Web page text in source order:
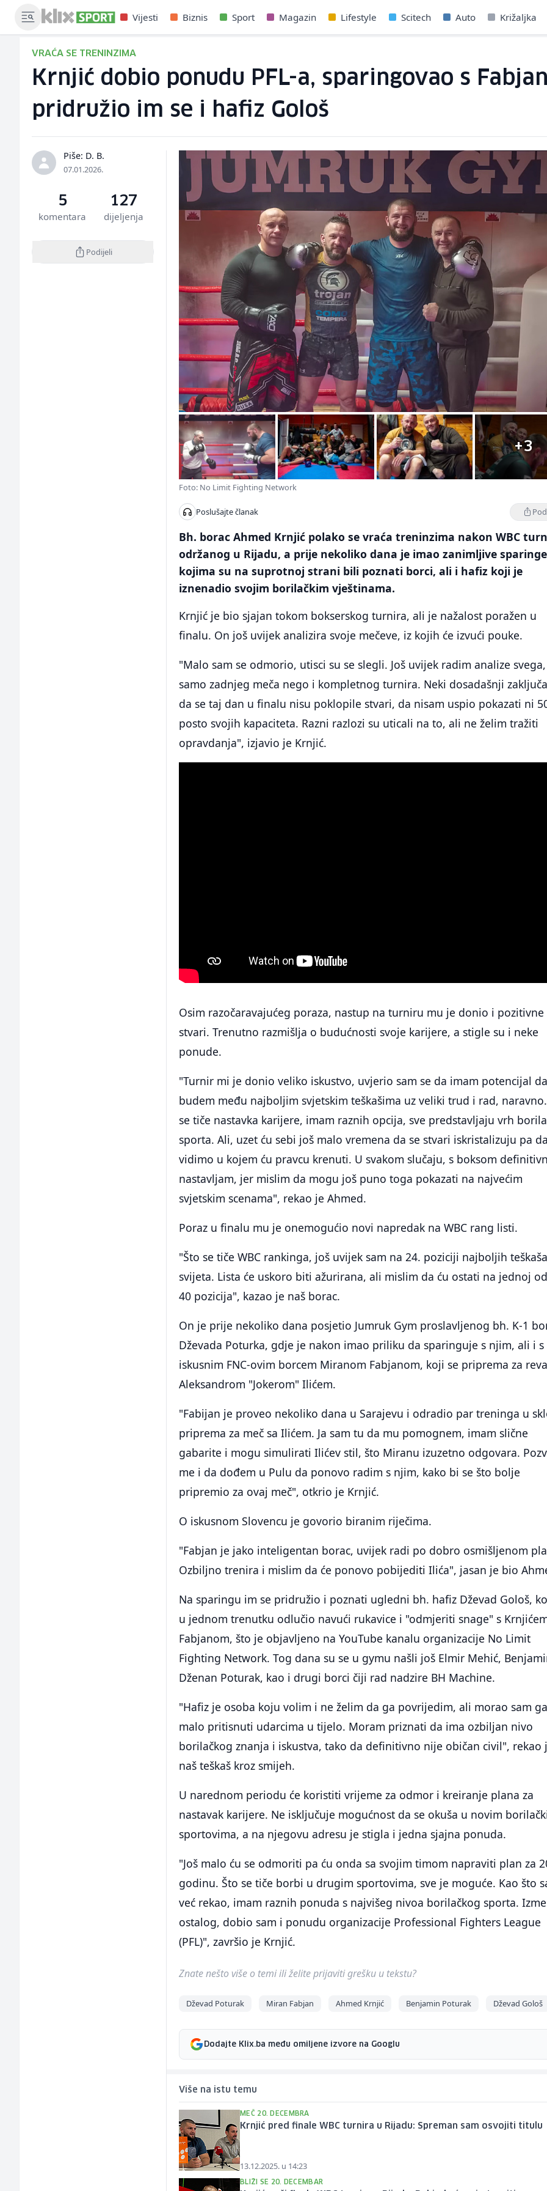
Vijesti Biznis Sport Magazin Lifestyle Scitech Auto Križaljka
VRAĆA SE TRENINZIMA
Krnjić dobio ponudu PFL-a, sparingovao s
pridružio im se i hafiz Gološ
Piše: D. B.
07.01.2026.
5
komentara
127
dijeljenja
Podijeli
+3
Foto: No Limit Fighting Network
Poslušajte članak
Bh. borac Ahmed Krnjić polako se vraća treninzima nakon WBC
održanog u Rijadu, a prije nekoliko dana je imao zanimljive
kojima su na suprotnoj strani bili poznati borci, ali i hafiz koji je
iznenadio svojim borilačkim vještinama.
Krnjić je bio sjajan tokom bokserskog turnira, ali je nažalost poražen u
finalu. On još uvijek analizira svoje mečeve, iz kojih će izvući pouke.
"Malo sam se odmorio, utisci su se slegli. Još uvijek radim analize
samo zadnjeg meča nego i kompletnog turnira. Neki dosadašnji
da se taj dan u finalu nisu poklopile stvari, da nisam uspio pokazati ni
posto svojih kapaciteta. Razni razlozi su uticali na to, ali ne želim tražiti
opravdanja", izjavio je Krnjić.
Osim razočaravajućeg poraza, nastup na turniru mu je donio i pozitivne
stvari. Trenutno razmišlja o budućnosti svoje karijere, a stigle su i neke
ponude.
"Turnir mi je donio veliko iskustvo, uvjerio sam se da imam potencijal
budem među najboljim svjetskim teškašima uz veliki trud i rad,
se tiče nastavka karijere, imam raznih opcija, sve predstavljaju vrh
sporta. Ali, uzet ću sebi još malo vremena da se stvari iskristalizuju pa
vidimo u kojem ću pravcu krenuti. U svakom slučaju, s boksom
nastavljam, jer mislim da mogu još puno toga pokazati na najvećim
svjetskim scenama", rekao je Ahmed.
Poraz u finalu mu je onemogućio novi napredak na WBC rang listi.
"Što se tiče WBC rankinga, još uvijek sam na 24. poziciji najboljih
svijeta. Lista će uskoro biti ažurirana, ali mislim da ću ostati na jednoj
40 pozicija", kazao je naš borac.
On je prije nekoliko dana posjetio Jumruk Gym proslavljenog bh. K-1
Dževada Poturka, gdje je nakon imao priliku da sparinguje s njim, ali i s
iskusnim FNC-ovim borcem Miranom Fabjanom, koji se priprema za
Aleksandrom "Jokerom" Ilićem.
"Fabijan je proveo nekoliko dana u Sarajevu i odradio par treninga u
priprema za meč sa Ilićem. Ja sam tu da mu pomognem, imam slične
gabarite i mogu simulirati Ilićev stil, što Miranu izuzetno odgovara.
me i da dođem u Pulu da ponovo radim s njim, kako bi se što bolje
pripremio za ovaj meč", otkrio je Krnjić.
O iskusnom Slovencu je govorio biranim riječima.
"Fabjan je jako inteligentan borac, uvijek radi po dobro osmišljenom
Ozbiljno trenira i mislim da će ponovo pobijediti Ilića", jasan je bio
Na sparingu im se pridružio i poznati ugledni bh. hafiz Dževad Gološ,
u jednom trenutku odlučio navući rukavice i "odmjeriti snage" s
Fabjanom, što je objavljeno na YouTube kanalu organizacije No Limit
Fighting Network. Tog dana su se u gymu našli još Elmir Mehić,
Dženan Poturak, kao i drugi borci čiji rad nadzire BH Machine.
"Hafiz je osoba koju volim i ne želim da ga povrijedim, ali morao sam
malo pritisnuti udarcima u tijelo. Moram priznati da ima ozbiljan nivo
borilačkog znanja i iskustva, tako da definitivno nije običan civil", rekao
naš teškaš kroz smijeh.
U narednom periodu će koristiti vrijeme za odmor i kreiranje plana za
nastavak karijere. Ne isključuje mogućnost da se okuša u novim
sportovima, a na njegovu adresu je stigla i jedna sjajna ponuda.
"Još malo ću se odmoriti pa ću onda sa svojim timom napraviti plan za
godinu. Što se tiče borbi u drugim sportovima, sve je moguće. Kao što
već rekao, imam raznih ponuda s najvišeg nivoa borilačkog sporta.
ostalog, dobio sam i ponudu organizacije Professional Fighters League
(PFL)", završio je Krnjić.
Znate nešto više o temi ili želite prijaviti grešku u tekstu?
Dževad Poturak Miran Fabjan Ahmed Krnjić Benjamin Poturak Dževad Gološ
Dodajte Klix.ba među omiljene izvore na Googlu
Više na istu temu
MEČ 20. DECEMBRA
Krnjić pred finale WBC turnira u Rijadu: Spreman sam osvojiti titulu
13.12.2025. u 14:23
BLIŽI SE 20. DECEMBAR